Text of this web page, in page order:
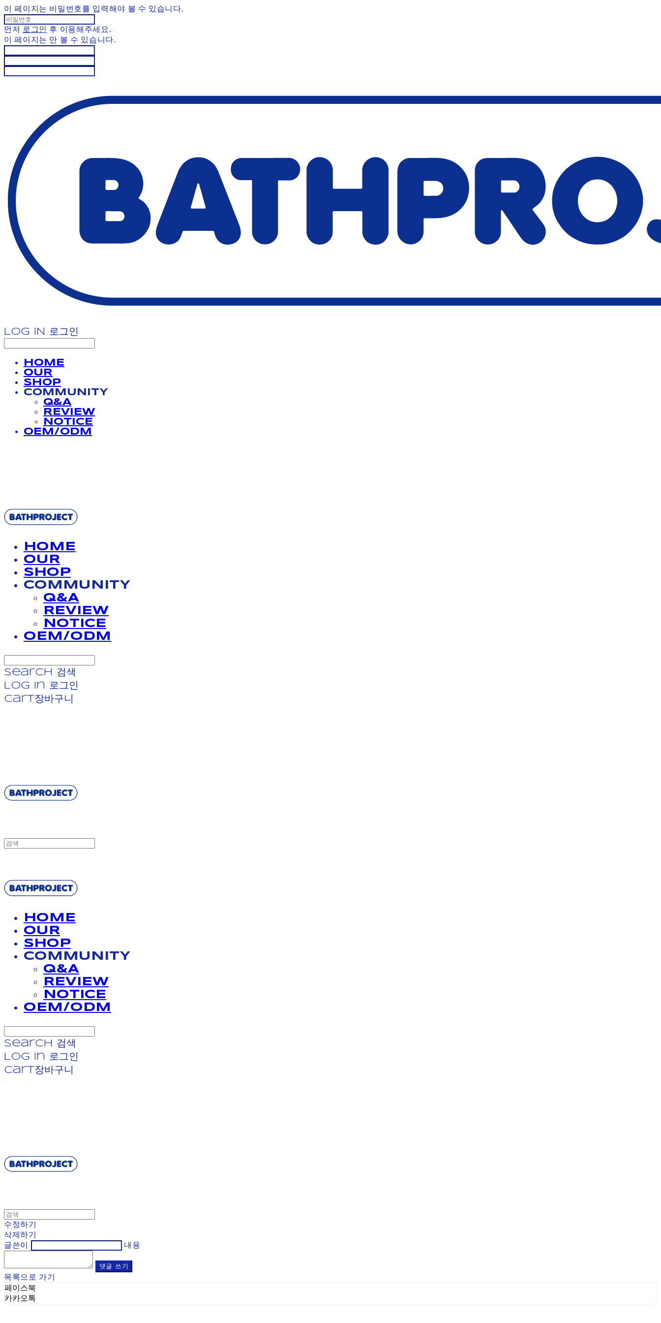
이 페이지는 비밀번호를 입력해야 볼 수 있습니다.
먼저 로그인 후 이용해주세요.
이 페이지는 만 볼 수 있습니다.
LOG IN 로그인
HOME
OUR
SHOP
COMMUNITY
Q&A
REVIEW
NOTICE
OEM/ODM
HOME
OUR
SHOP
COMMUNITY
Q&A
REVIEW
NOTICE
OEM/ODM
Search
검색
Log In
로그인
Cart장바구니
HOME
OUR
SHOP
COMMUNITY
Q&A
REVIEW
NOTICE
OEM/ODM
Search
검색
Log In
로그인
Cart장바구니
수정하기
삭제하기
글쓴이
내용
댓글 쓰기
목록으로 가기
페이스북
카카오톡